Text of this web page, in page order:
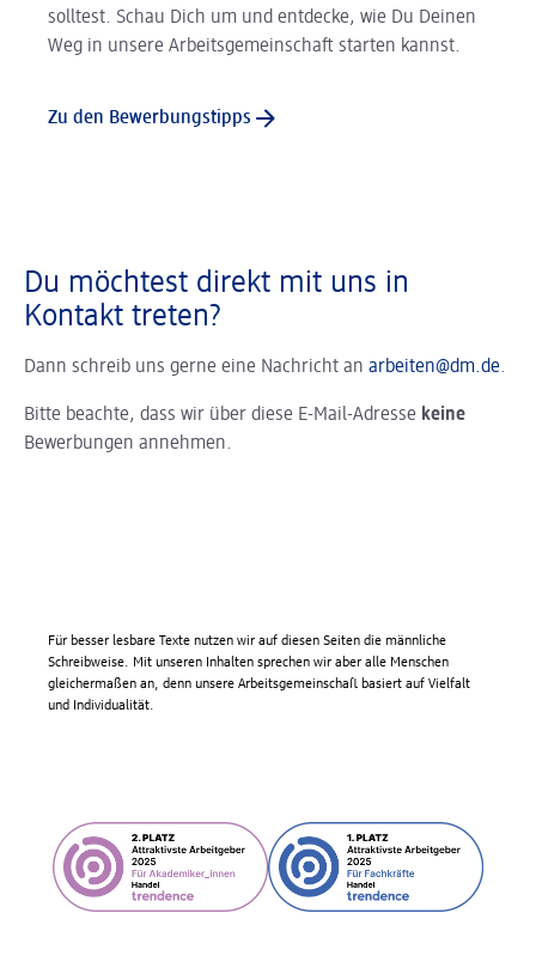
solltest. Schau Dich um und entdecke, wie Du Deinen
Weg in unsere Arbeitsgemeinschaft starten kannst.
Zu den Bewerbungstipps
Du möchtest direkt mit uns in
Kontakt treten?
Dann schreib uns gerne eine Nachricht an arbeiten@dm.de.
Bitte beachte, dass wir über diese E-Mail-Adresse keine
Bewerbungen annehmen.
Für besser lesbare Texte nutzen wir auf diesen Seiten die männliche
Schreibweise. Mit unseren Inhalten sprechen wir aber alle Menschen
gleichermaßen an, denn unsere Arbeitsgemeinschaft basiert auf Vielfalt
und Individualität.